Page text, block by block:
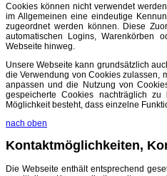
Cookies können nicht verwendet
im Allgemeinen eine eindeutige
zugeordnet werden können. Diese
automatischen Logins, Warenkörben
Webseite hinweg.
Unsere Webseite kann grundsätzlich
die Verwendung von Cookies zulassen,
anpassen und die Nutzung von
gespeicherte Cookies nachträglich
Möglichkeit besteht, dass einzelne
nach oben
Kontaktmöglichkeiten,
Die Webseite enthält entsprechend